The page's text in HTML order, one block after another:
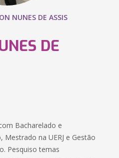
NUNES DE ASSIS
DE
Bacharelado e
Mestrado na UERJ e Gestão
Pesquiso temas